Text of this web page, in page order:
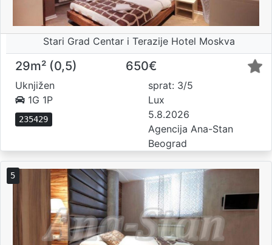
Stari Grad Centar i Terazije Hotel Moskva
29m² (0,5) 650€
Uknjižen
1G 1P
235429
sprat: 3/5
Lux
5.8.2026
Agencija Ana-Stan
Beograd
5